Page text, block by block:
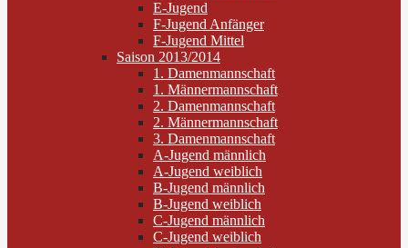
E-Jugend
F-Jugend Anfänger
F-Jugend Mittel
Saison 2013/2014
1. Damenmannschaft
1. Männermannschaft
2. Damenmannschaft
2. Männermannschaft
3. Damenmannschaft
A-Jugend männlich
A-Jugend weiblich
B-Jugend männlich
B-Jugend weiblich
C-Jugend männlich
C-Jugend weiblich